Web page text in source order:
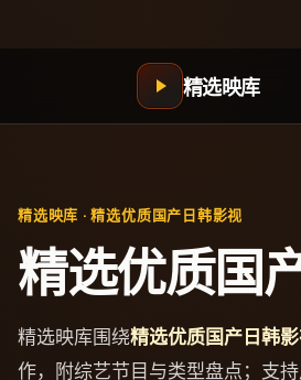
精选映库
精选映库 ·精选优质国产日韩影视
精选优质国
精选映库围绕精选优质国产日韩
作，附综艺节目与类型盘点；支